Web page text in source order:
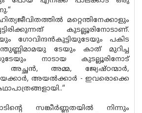
മറ്റെന്തിനേക്കാളും
കുടല്ലൂരിനോടാണ്.
ഗോവിന്ദൻകുട്ടിയുടേയും പകിട
ടേയും കാത് മുറിച്ച
നാടായ കുടല്ലൂരിനോട്
അച്ഛൻ, അമ്മ, ജ്യേഷ്‌ഠന്മാർ,
അയൽക്കാർ - ഇവരൊക്കെ
സങ്കീർണ്ണതയിൽ നിന്നും